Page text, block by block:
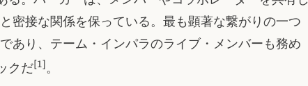
密接な関係を保っている。最も顕著な繋がりの一つ
あり、テーム・インパラのライブ・メンバーも務め
クだ[1]。